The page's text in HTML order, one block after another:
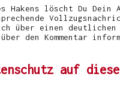
Hakens löscht Du Dein
über einen
den Kommentar
auf